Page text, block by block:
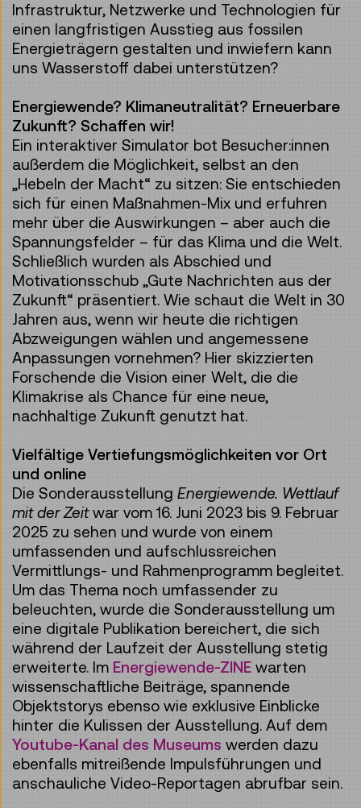
Infrastruktur, Netzwerke und Technologien für
einen langfristigen Ausstieg aus fossilen
Energieträgern gestalten und inwiefern kann
uns Wasserstoff dabei unterstützen?
Energiewende? Klimaneutralität? Erneuerbare
Zukunft? Schaffen wir!
Ein interaktiver Simulator bot Besucher:innen
außerdem die Möglichkeit, selbst an den
„Hebeln der Macht“ zu sitzen: Sie entschieden
sich für einen Maßnahmen-Mix und erfuhren
mehr über die Auswirkungen – aber auch die
Spannungsfelder – für das Klima und die Welt.
Schließlich wurden als Abschied und
Motivationsschub „Gute Nachrichten aus der
Zukunft“ präsentiert. Wie schaut die Welt in 30
Jahren aus, wenn wir heute die richtigen
Abzweigungen wählen und angemessene
Anpassungen vornehmen? Hier skizzierten
Forschende die Vision einer Welt, die die
Klimakrise als Chance für eine neue,
nachhaltige Zukunft genutzt hat.
Vielfältige Vertiefungsmöglichkeiten vor Ort
und online
Die Sonderausstellung Energiewende. Wettlauf
mit der Zeitwar vom 16. Juni 2023 bis 9. Februar
2025 zu sehen und wurde von einem
umfassenden und aufschlussreichen
Vermittlungs- und Rahmenprogramm begleitet.
Um das Thema noch umfassender zu
beleuchten, wurde die Sonderausstellung um
eine digitale Publikation bereichert, die sich
während der Laufzeit der Ausstellung stetig
erweiterte. Im Energiewende-ZINE warten
wissenschaftliche Beiträge, spannende
Objektstorys ebenso wie exklusive Einblicke
hinter die Kulissen der Ausstellung. Auf dem
Youtube-Kanal des Museums werden dazu
ebenfalls mitreißende Impulsführungen und
anschauliche Video-Reportagen abrufbar sein.